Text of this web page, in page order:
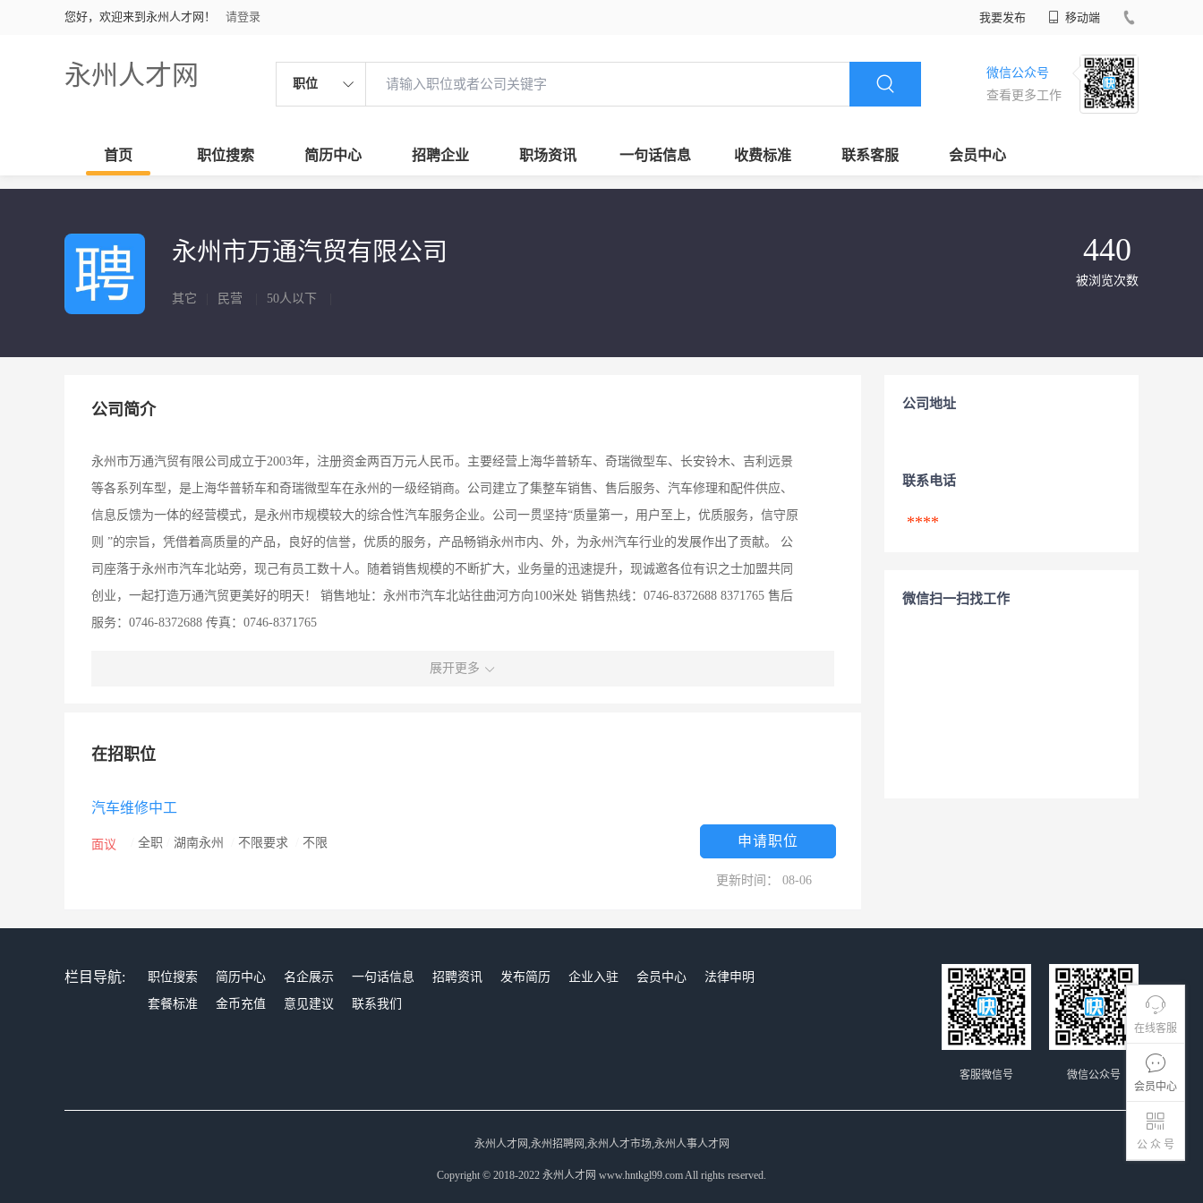
您好，欢迎来到永州人才网！ 请登录 我要发布 移动端
永州人才网 职位
微信公众号
查看更多工作
首页 职位搜索 简历中心 招聘企业 职场资讯 一句话信息 收费标准 联系客服 会员中心
在线客服
会员中心
公 众 号
永州市万通汽贸有限公司
其它 民营 50人以下
440
被浏览次数
公司简介
永州市万通汽贸有限公司成立于2003年，注册资金两百万元人民币。主要经营上海华普轿车、奇瑞微型车、长安铃木、吉利远景
等各系列车型，是上海华普轿车和奇瑞微型车在永州的一级经销商。公司建立了集整车销售、售后服务、汽车修理和配件供应、
信息反馈为一体的经营模式，是永州市规模较大的综合性汽车服务企业。公司一贯坚持“质量第一，用户至上，优质服务，信守原
则 ”的宗旨，凭借着高质量的产品，良好的信誉，优质的服务，产品畅销永州市内、外，为永州汽车行业的发展作出了贡献。 公
司座落于永州市汽车北站旁，现己有员工数十人。随着销售规模的不断扩大，业务量的迅速提升，现诚邀各位有识之士加盟共同
创业，一起打造万通汽贸更美好的明天！ 销售地址：永州市汽车北站往曲河方向100米处 销售热线：0746-8372688 8371765 售后
服务：0746-8372688 传真：0746-8371765
展开更多
在招职位
汽车维修中工
面议 全职 湖南永州 不限要求 不限 申请职位
更新时间： 08-06
公司地址
联系电话
****
微信扫一扫找工作
栏目导航: 职位搜索 简历中心 名企展示 一句话信息 招聘资讯 发布简历 企业入驻 会员中心
法律申明
套餐标准
金币充值 意见建议 联系我们
微信公众号
客服微信号
永州人才网,永州招聘网,永州人才市场,永州人事人才网
Copyright © 2018-2022 永州人才网 www.hntkgl99.com All rights reserved.